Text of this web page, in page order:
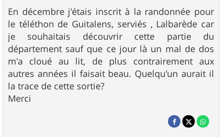
s
s
a
g
e
En décembre j'étais inscrit à la randonnée pour
le téléthon de Guitalens, serviés , Lalbarède car
je souhaitais découvrir cette partie du
département sauf que ce jour là un mal de dos
m'a cloué au lit, de plus contrairement aux
autres années il faisait beau. Quelqu'un aurait il
la trace de cette sortie?
Merci